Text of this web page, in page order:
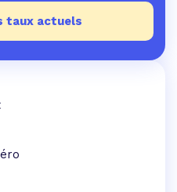
taux actuels